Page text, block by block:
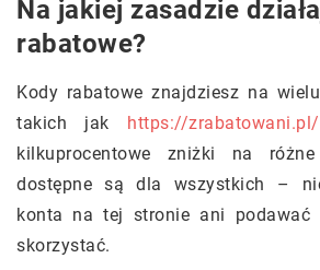
Na jakiej zasadzie
rabatowe?
Kody rabatowe znajdziesz na
takich jak https://zrabatowani.pl/
kilkuprocentowe zniżki na
dostępne są dla wszystkich –
konta na tej stronie ani
skorzystać.